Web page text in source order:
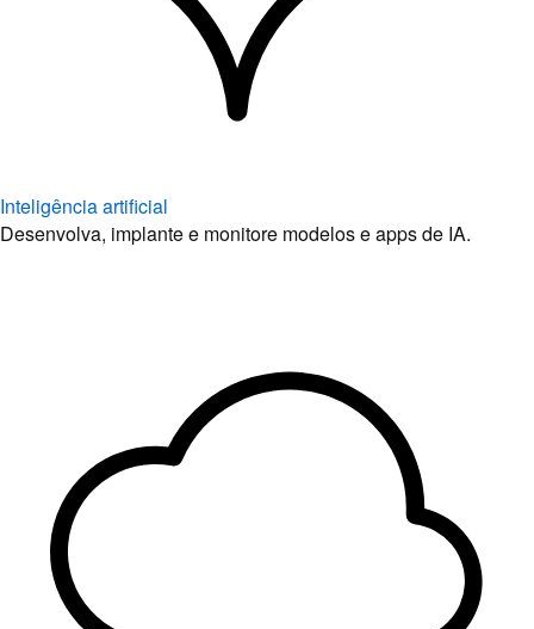
Inteligência artificial
Desenvolva, implante e monitore modelos e apps de IA.